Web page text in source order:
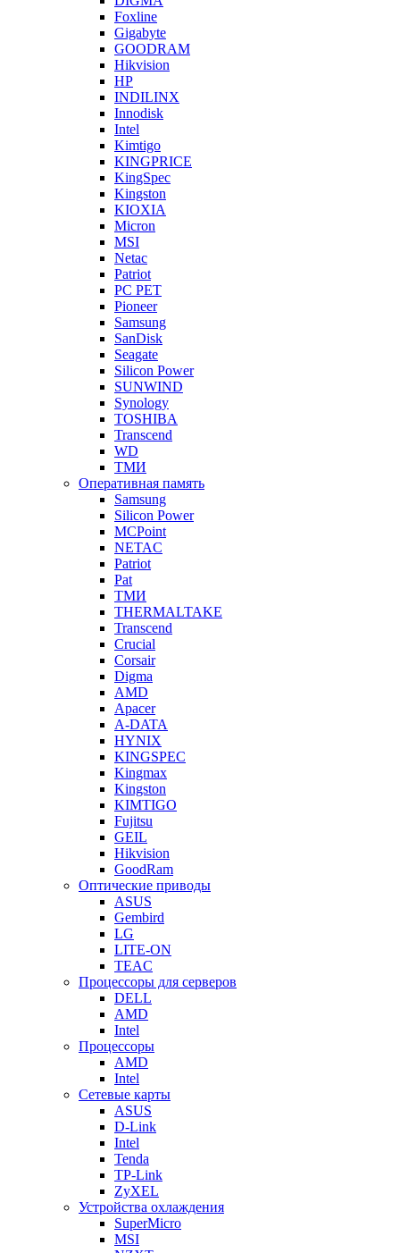
Foxline
Gigabyte
GOODRAM
Hikvision
HP
INDILINX
Innodisk
Intel
Kimtigo
KINGPRICE
KingSpec
Kingston
KIOXIA
Micron
MSI
Netac
Patriot
PC PET
Pioneer
Samsung
SanDisk
Seagate
Silicon Power
SUNWIND
Synology
TOSHIBA
Transcend
WD
ТМИ
Оперативная память
Samsung
Silicon Power
MCPoint
NETAC
Patriot
Pat
ТМИ
THERMALTAKE
Transcend
Crucial
Corsair
Digma
AMD
Apacer
A-DATA
HYNIX
KINGSPEC
Kingmax
Kingston
KIMTIGO
Fujitsu
GEIL
Hikvision
GoodRam
Оптические приводы
ASUS
Gembird
LG
LITE-ON
TEAC
Процессоры для серверов
DELL
AMD
Intel
Процессоры
AMD
Intel
Сетевые карты
ASUS
D-Link
Intel
Tenda
TP-Link
ZyXEL
Устройства охлаждения
SuperMicro
MSI